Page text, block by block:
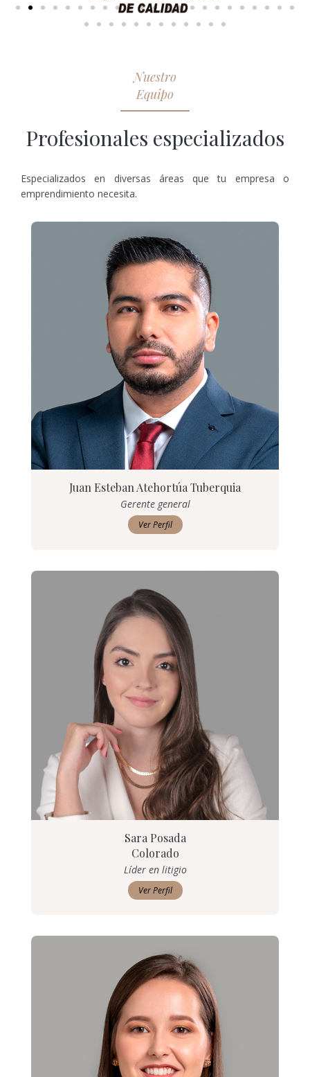
Nuestro
Equipo
Profesionales especializados
Especializados en diversas áreas que tu empresa o
emprendimiento necesita.
Juan Esteban Atehortúa Tuberquia
Gerente general
Ver Perfil
Sara Posada
Colorado
Líder en litigio
Ver Perfil